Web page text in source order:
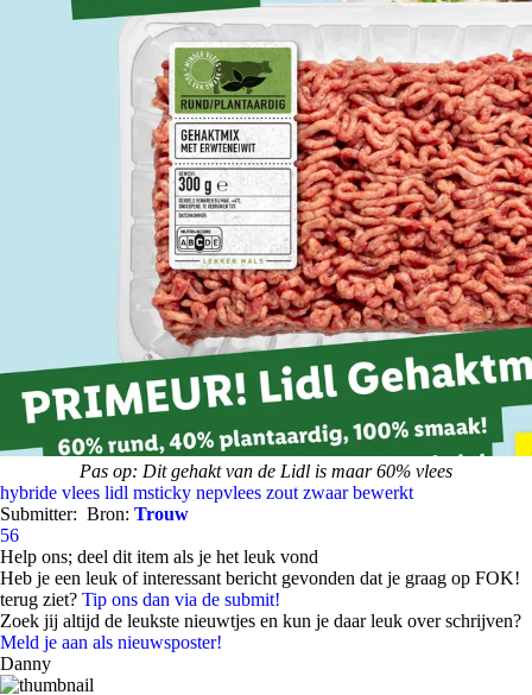
Pas op: Dit gehakt van de Lidl is maar 60% vlees
hybride vlees lidl msticky nepvlees zout zwaar bewerkt
Submitter: Bron: Trouw
56
Help ons; deel dit item als je het leuk vond
Heb je een leuk of interessant bericht gevonden dat je graag op FOK!
terug ziet? Tip ons dan via de submit!
Zoek jij altijd de leukste nieuwtjes en kun je daar leuk over schrijven?
Meld je aan als nieuwsposter!
Danny